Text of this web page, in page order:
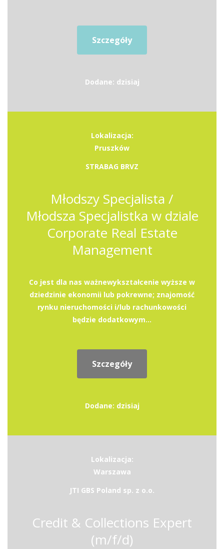
Szczegóły
Dodane: dzisiaj
Lokalizacja:
Pruszków
STRABAG BRVZ
Młodszy Specjalista /
Młodsza Specjalistka w dziale
Corporate Real Estate
Management
Co jest dla nas ważnewykształcenie wyższe w
dziedzinie ekonomii lub pokrewne; znajomość
rynku nieruchomości i/lub rachunkowości
będzie dodatkowym...
Szczegóły
Dodane: dzisiaj
Lokalizacja:
Warszawa
JTI GBS Poland sp. z o.o.
Credit & Collections Expert
(m/f/d)